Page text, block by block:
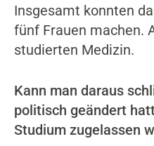
Insgesamt konnten
fünf Frauen machen.
studierten Medizin.
Kann man daraus
politisch geändert
Studium zugelassen